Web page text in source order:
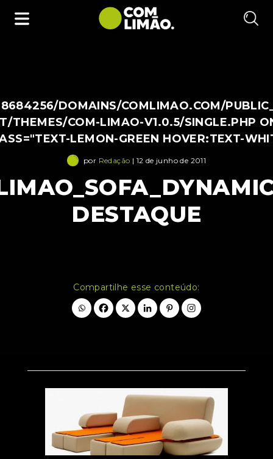
DOMAINS/COMLIMAO.COM/
THEMES/COM-LIMAO-V1.0.5/SINGLE.PHP
LEMON-GREEN HOVER:TEXT-
por Redação | 12 de junho de 2011
DESTAQUE
Compartilhe esse conteúdo: